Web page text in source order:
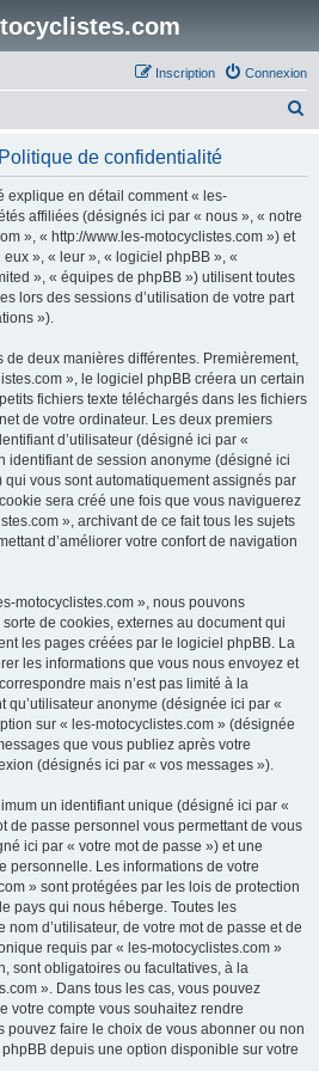
Connexion
Inscription
de confidentialité
explique en détail comment « les-
affiliées (désignés ici par « nous », « notre
», « http://www.les-motocyclistes.com ») et
», « leur », « logiciel phpBB », «
», « équipes de phpBB ») utilisent toutes
lors des sessions d’utilisation de votre part
»).
de deux manières différentes. Premièrement,
», le logiciel phpBB créera un certain
fichiers texte téléchargés dans les fichiers
de votre ordinateur. Les deux premiers
d’utilisateur (désigné ici par «
identifiant de session anonyme (désigné ici
vous sont automatiquement assignés par
sera créé une fois que vous naviguerez
», archivant de ce fait tous les sujets
d’améliorer votre confort de navigation
motocyclistes.com », nous pouvons
de cookies, externes au document qui
les pages créées par le logiciel phpBB. La
les informations que vous nous envoyez et
mais n’est pas limité à la
qu’utilisateur anonyme (désignée ici par «
sur « les-motocyclistes.com » (désignée
que vous publiez après votre
(désignés ici par « vos messages »).
un identifiant unique (désigné ici par «
de passe personnel vous permettant de vous
ici par « votre mot de passe ») et une
personnelle. Les informations de votre
» sont protégées par les lois de protection
pays qui nous héberge. Toutes les
d’utilisateur, de votre mot de passe et de
requis par « les-motocyclistes.com »
sont obligatoires ou facultatives, à la
». Dans tous les cas, vous pouvez
votre compte vous souhaitez rendre
pouvez faire le choix de vous abonner ou non
depuis une option disponible sur votre